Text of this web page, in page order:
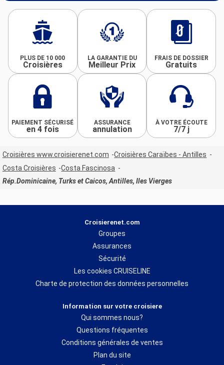
PLUS DE 10 000
Croisières
LA GARANTIE DU
Meilleur Prix
FRAIS DE DOSSIER
Gratuits
PAIEMENT SÉCURISÉ
en 4 fois
ASSURANCE
annulation
À VOTRE ÉCOUTE
7/7 j
Croisières www.croisierenet.com
Croisières Caraïbes - Antilles
Costa Croisières
Costa Fascinosa
Rép.Dominicaine, Turks et Caicos, Antilles, Iles Vierges
Croisierenet.com
Groupes
Assurances
Sécurité
Les cookies CRUISELINE
Charte de protection des données personnelles
Information sur votre croisiere
Qui sommes nous?
Questions fréquentes
Conditions générales de ventes
Plan du site